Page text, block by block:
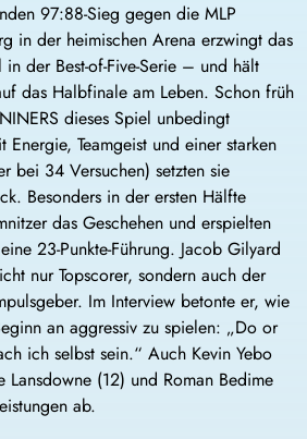
97:88-Sieg gegen die MLP
in der heimischen Arena erzwingt das
in der Best-of-Five-Serie – und hält
das Halbfinale am Leben. Schon früh
dieses Spiel unbedingt
Teamgeist und einer starken
bei 34 Versuchen) setzten sie
Besonders in der ersten Hälfte
das Geschehen und erspielten
23-Punkte-Führung. Jacob Gilyard
nur Topscorer, sondern auch der
Im Interview betonte er, wie
an aggressiv zu spielen: „Do or
ich selbst sein.“ Auch Kevin Yebo
Lansdowne (12) und Roman Bedime
ab.